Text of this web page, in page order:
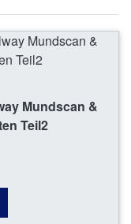
Mundscan &
Teil2